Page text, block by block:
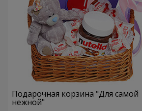
Подарочная корзина "Для самой
нежной"